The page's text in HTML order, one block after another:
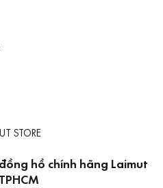
STORE
hồ chính hãng Laimut